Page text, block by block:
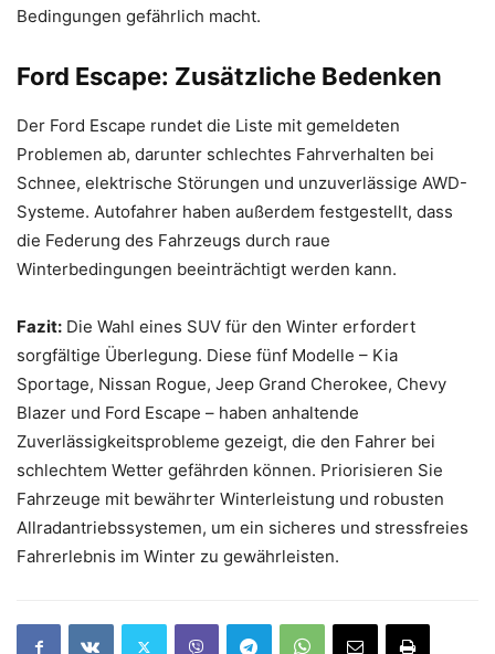
Bedingungen gefährlich macht.
Ford Escape: Zusätzliche Bedenken
Der Ford Escape rundet die Liste mit gemeldeten
Problemen ab, darunter schlechtes Fahrverhalten bei
Schnee, elektrische Störungen und unzuverlässige AWD-
Systeme. Autofahrer haben außerdem festgestellt, dass
die Federung des Fahrzeugs durch raue
Winterbedingungen beeinträchtigt werden kann.
Fazit: Die Wahl eines SUV für den Winter erfordert
sorgfältige Überlegung. Diese fünf Modelle – Kia
Sportage, Nissan Rogue, Jeep Grand Cherokee, Chevy
Blazer und Ford Escape – haben anhaltende
Zuverlässigkeitsprobleme gezeigt, die den Fahrer bei
schlechtem Wetter gefährden können. Priorisieren Sie
Fahrzeuge mit bewährter Winterleistung und robusten
Allradantriebssystemen, um ein sicheres und stressfreies
Fahrerlebnis im Winter zu gewährleisten.